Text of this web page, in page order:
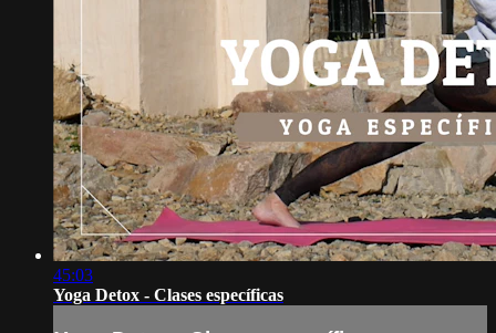
45:03
Yoga Detox - Clases específicas